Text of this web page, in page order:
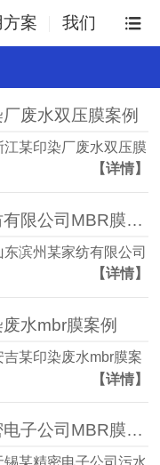
案 我们
废水双压膜案例
某印染厂废水双压膜
【详情】
山东某家纺有限公司MBR膜案例
滨州某家纺有限公司
【详情】
水mbr膜案例
某印染废水mbr膜案
【详情】
无锡某精密电子公司MBR膜案例
某精密电子公司污水